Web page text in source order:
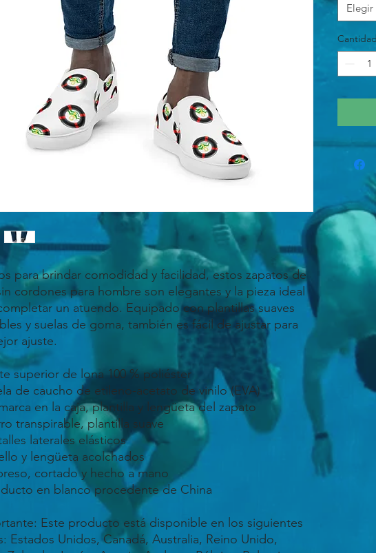
para brindar comodidad y facilidad, estos zapatos de
cordones para hombre son elegantes y la pieza ideal
un atuendo. Equipado con plantillas suaves
y suelas de goma, también es fácil de ajustar para
ajuste.
superior de lona 100 % poliéster
de caucho de etileno-acetato de vinilo (EVA)
en la caja, plantilla y lengüeta del zapato
transpirable, plantilla suave
laterales elásticos
y lengüeta acolchados
cortado y hecho a mano
en blanco procedente de China
Estados Unidos, Canadá, Australia, Reino Unido,
Elegir
Cantidad